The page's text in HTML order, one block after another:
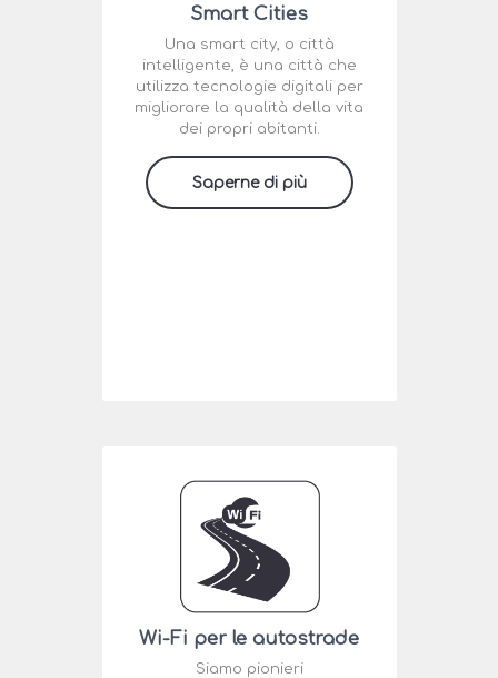
Smart Cities
Una smart city, o città
intelligente, è una città che
utilizza tecnologie digitali per
migliorare la qualità della vita
dei propri abitanti.
Saperne di più
Wi-Fi per le autostrade
Siamo pionieri